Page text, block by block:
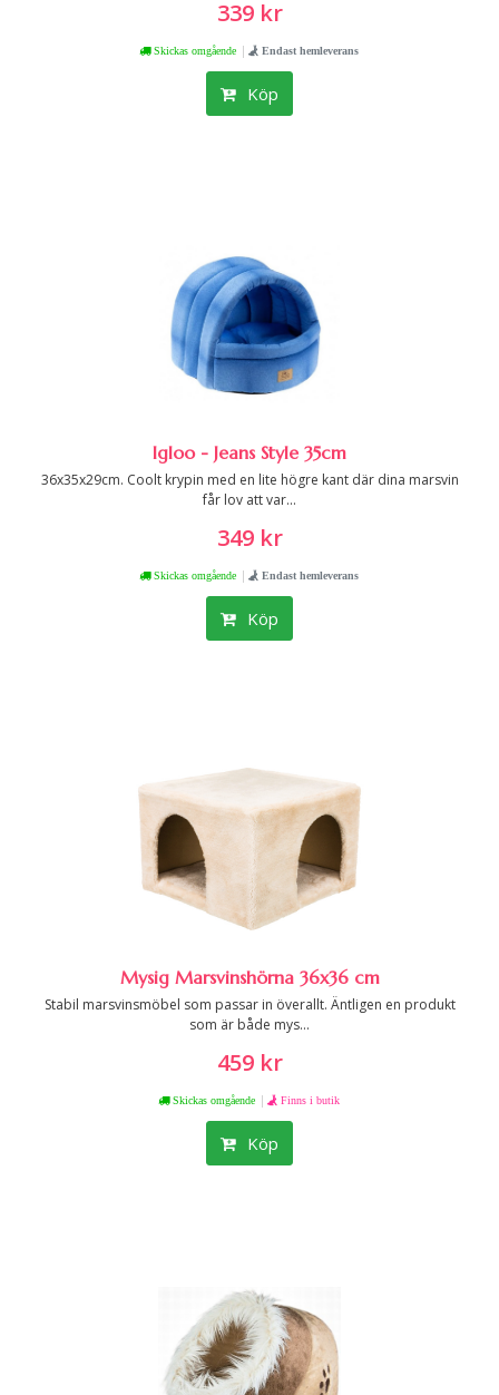
339 kr
Skickas omgående | Endast hemleverans
Köp
Igloo - Jeans Style 35cm
36x35x29cm. Coolt krypin med en lite högre kant där dina marsvin
får lov att var...
349 kr
Skickas omgående | Endast hemleverans
Köp
Mysig Marsvinshörna 36x36 cm
Stabil marsvinsmöbel som passar in överallt. Äntligen en produkt
som är både mys...
459 kr
Skickas omgående | Finns i butik
Köp